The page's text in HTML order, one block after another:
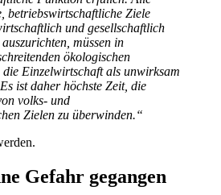
betriebswirtschaftliche Ziele
und gesellschaftlich
müssen in
ökologischen
Einzelwirtschaft als unwirksam
ist daher höchste Zeit, die
volks- und
Zielen zu überwinden.“
Gefahr gegangen